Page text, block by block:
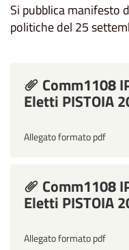
Si pubblica manifesto
politiche del 25
Comm1108
Eletti PISTOIA
Allegato formato pdf
Comm1108
Eletti PISTOIA
Allegato formato pdf